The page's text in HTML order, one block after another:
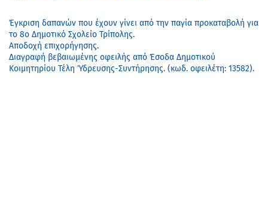
Έγκριση δαπανών που έχουν γίνει από την παγία προκαταβολή για
το 8ο Δημοτικό Σχολείο Τρίπολης.
Αποδοχή επιχορήγησης.
Διαγραφή βεβαιωμένης οφειλής από Έσοδα Δημοτικού
Κοιμητηρίου Τέλη Ύδρευσης-Συντήρησης. (κωδ. οφειλέτη: 13582).